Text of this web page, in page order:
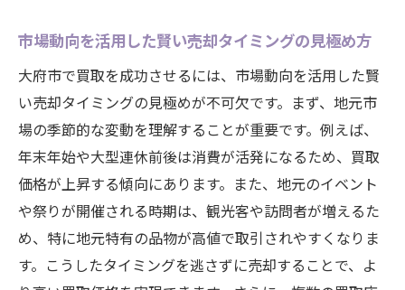
市場動向を活用した賢い売却タイミングの見極め方
大府市で買取を成功させるには、市場動向を活用した賢
い売却タイミングの見極めが不可欠です。まず、地元市
場の季節的な変動を理解することが重要です。例えば、
年末年始や大型連休前後は消費が活発になるため、買取
価格が上昇する傾向にあります。また、地元のイベント
や祭りが開催される時期は、観光客や訪問者が増えるた
め、特に地元特有の品物が高値で取引されやすくなりま
す。こうしたタイミングを逃さずに売却することで、よ